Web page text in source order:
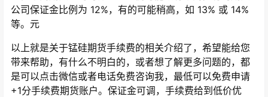
公司保证金比例为 12%，有的可能稍高，如 13% 或 14%
等。元
以上就是关于锰硅期货手续费的相关介绍了，希望能给您
带来帮助，有什么不明白的，或者想了解更多问题的，都
是可以点击微信或者电话免费咨询我，最低可以免费申请
+1分手续费期货账户。保证金可调，手续费给到低价优